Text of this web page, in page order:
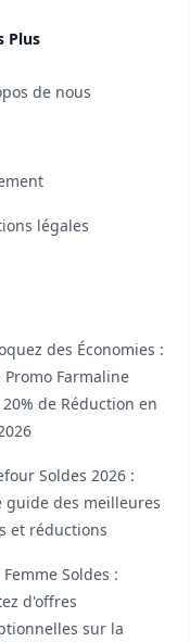
Plus
de nous
légales
des Économies :
Promo Farmaline
de Réduction en
Soldes 2026 :
guide des meilleures
et réductions
Femme Soldes :
d'offres
sur la